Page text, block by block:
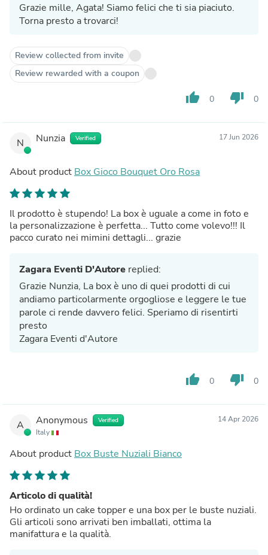
Grazie mille, Agata! Siamo felici che ti sia piaciuto.
Torna presto a trovarci!
Review collected from invite
Review rewarded with a coupon
thumb_up 0 thumb_down 0
N Nunzia Verified 17 Jun 2026
About product Box Gioco Bouquet Oro Rosa
Il prodotto è stupendo! La box è uguale a come in foto e
la personalizzazione è perfetta... Tutto come volevo!!! Il
pacco curato nei mimini dettagli... grazie
Zagara Eventi D'Autore replied:
Grazie Nunzia, La box è uno di quei prodotti di cui
andiamo particolarmente orgogliose e leggere le tue
parole ci rende davvero felici. Speriamo di risentirti
presto
Zagara Eventi d'Autore
thumb_up 0 thumb_down 0
A Anonymous Verified
Italy
14 Apr 2026
About product Box Buste Nuziali Bianco
Articolo di qualità!
Ho ordinato un cake topper e una box per le buste nuziali.
Gli articoli sono arrivati ben imballati, ottima la
manifattura e la qualità.